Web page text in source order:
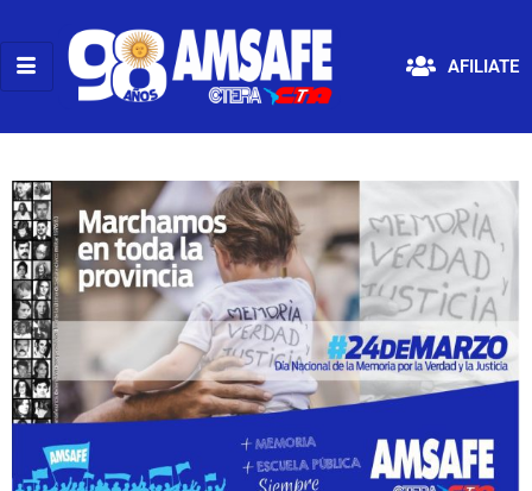
AFILIATE